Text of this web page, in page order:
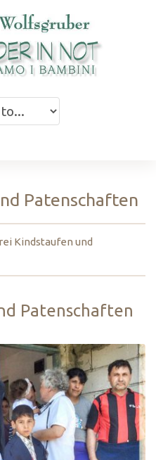
Patenschaften
Kindstaufen und
Patenschaften